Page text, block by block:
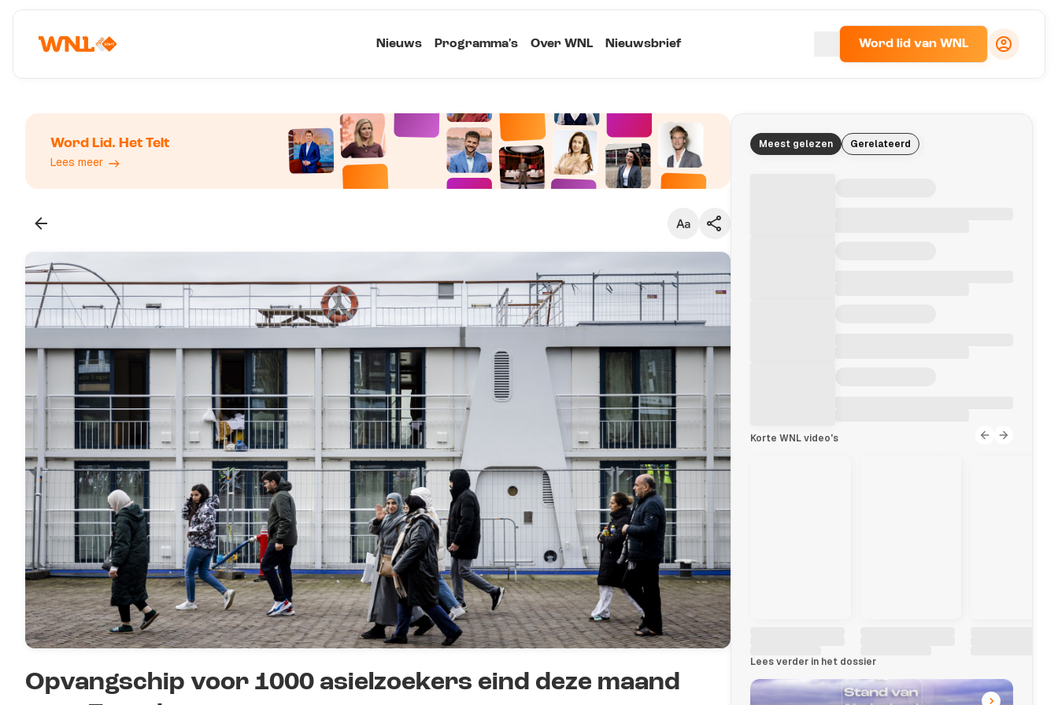
Nieuws Programma's Over WNL Nieuwsbrief Word lid van WNL
Word Lid. Het Telt
Lees meer
Klein
Standaard
Groot
Kopieer link
Opvangschip voor 1000 asielzoekers eind deze maand
Meest gelezen Gerelateerd
Korte WNL video's
Lees verder in het dossier